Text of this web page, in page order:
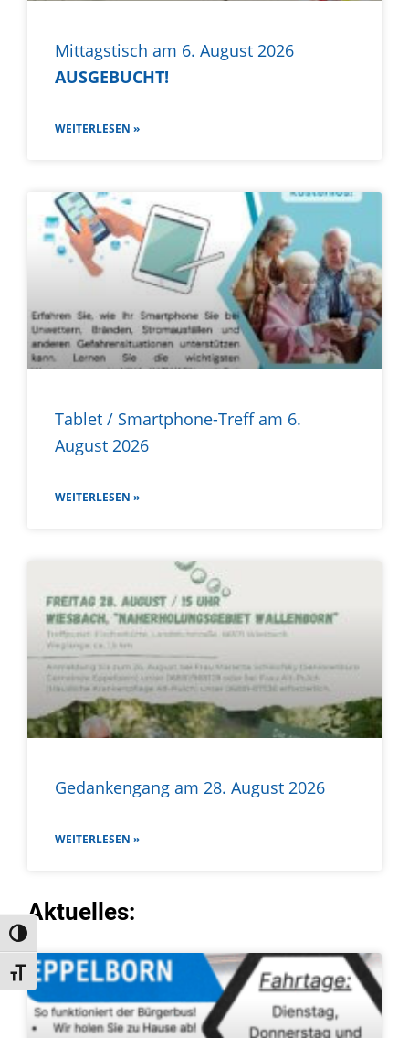
Umschalten auf hohe Kontraste
Schrift vergrößern
Mittagstisch am 6. August 2026
AUSGEBUCHT!
WEITERLESEN »
Tablet / Smartphone-Treff am 6.
August 2026
WEITERLESEN »
Gedankengang am 28. August 2026
WEITERLESEN »
Aktuelles: